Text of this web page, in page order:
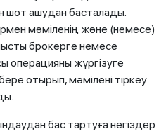
шот ашудан басталады.
мәміленің және (немесе)
брокерге немесе
операцияны жүргізуге
отырып, мәмілені тіркеу
бас тартуға негіздер